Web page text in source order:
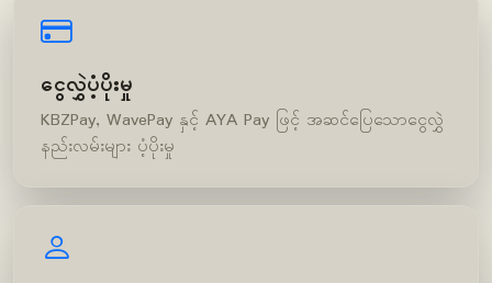
ငွေလွှဲပံ့ပိုးမှု
KBZPay, WavePay နှင့် AYA Pay ဖြင့် အဆင်ပြေသောငွေလွှဲ
နည်းလမ်းများ ပံ့ပိုးမှု